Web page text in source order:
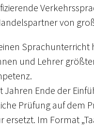
von
Sprachunterricht
und Lehrer
Jahren Ende der
Prüfung auf dem
ersetzt. Im Format